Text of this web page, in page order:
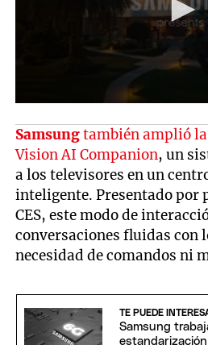
Samsungtambién amplió
Vision AI Companion, un
a los televisores en un
inteligente. Presentado por
CES, este modo de
conversaciones fluidas con
necesidad de comandos ni
TE PUEDE
Samsung